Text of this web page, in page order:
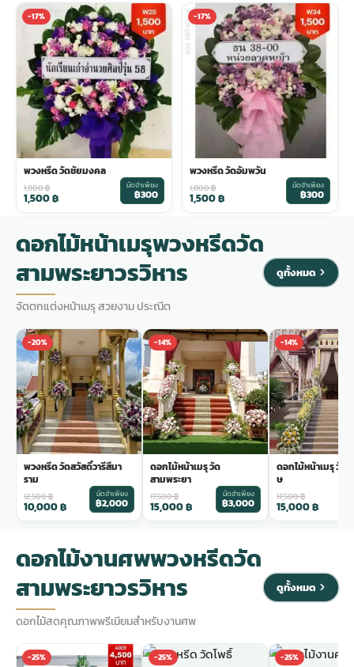
-17%
พวงหรีด วัดชัยมงคล
1,800฿
1,500฿
มัดจำเพียง
฿300
-17%
พวงหรีด วัดอัมพวัน
1,800฿
1,500฿
มัดจำเพียง
฿300
ดอกไม้หน้าเมรุพวงหรีดวัด
สามพระยาวรวิหาร
จัดตกแต่งหน้าเมรุ สวยงาม ประณีต
ดูทั้งหมด
-20%
พวงหรีด วัดสวัสดิ์วารีสีมา
ราม
12,500฿
10,000฿
มัดจำเพียง
฿2,000
-14%
ดอกไม้หน้าเมรุ วัด
สามพระยา
17,500฿
15,000฿
มัดจำเพียง
฿3,000
-14%
ดอกไม้หน้าเมรุ วัดร
ษ
17,500฿
15,000฿
ดอกไม้งานศพพวงหรีดวัด
สามพระยาวรวิหาร
ดอกไม้สดคุณภาพพรีเมียมสำหรับงานศพ
ดูทั้งหมด
-25% -25% -25%